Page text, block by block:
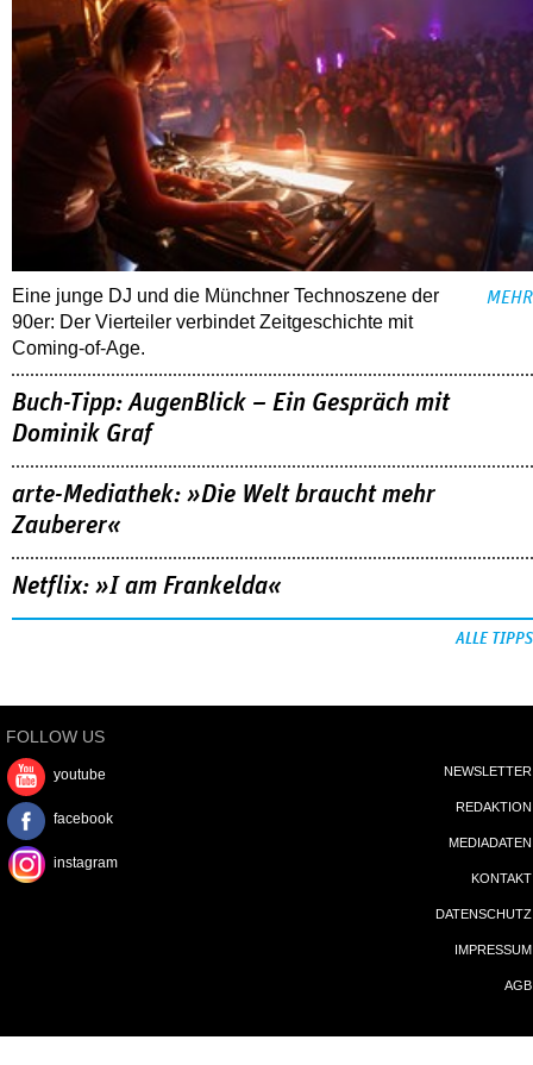
Eine junge DJ und die Münchner Technoszene der
90er: Der Vierteiler verbindet Zeitgeschichte mit
Coming-of-Age.
MEHR
Buch-Tipp: AugenBlick – Ein Gespräch mit
Dominik Graf
arte-Mediathek: »Die Welt braucht mehr
Zauberer«
Netflix: »I am Frankelda«
ALLE TIPPS
FOLLOW US
youtube
facebook
instagram
NEWSLETTER
REDAKTION
MEDIADATEN
KONTAKT
DATENSCHUTZ
IMPRESSUM
AGB